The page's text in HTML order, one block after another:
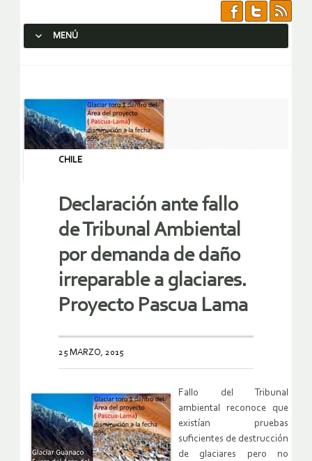
MENÚ
CHILE
Declaración ante fallo
de Tribunal Ambiental
por demanda de daño
irreparable a glaciares.
Proyecto Pascua Lama
25 MARZO, 2015
Fallo del Tribunal
ambiental reconoce que
existían pruebas
suficientes de destrucción
de glaciares pero no